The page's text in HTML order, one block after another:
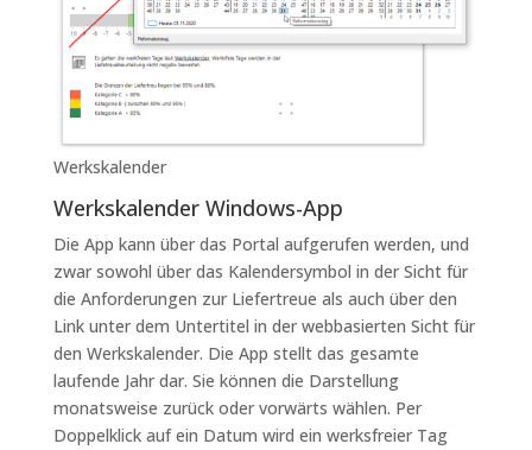
Werkskalender
Werkskalender Windows-App
Die App kann über das Portal aufgerufen werden, und
zwar sowohl über das Kalendersymbol in der Sicht für
die Anforderungen zur Liefertreue als auch über den
Link unter dem Untertitel in der webbasierten Sicht für
den Werkskalender. Die App stellt das gesamte
laufende Jahr dar. Sie können die Darstellung
monatsweise zurück oder vorwärts wählen. Per
Doppelklick auf ein Datum wird ein werksfreier Tag